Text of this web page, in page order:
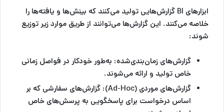
ابزارهای BI گزارش‌هایی تولید می‌کنند که بینش‌ها و یافته‌ها را
خلاصه می‌کنند. این گزارش‌ها می‌توانند از طریق موارد زیر توزیع
شوند:
گزارش‌های زمان‌بندی‌شده: به‌طور خودکار در فواصل زمانی
خاص تولید و ارائه می‌شوند.
گزارش‌های موردی (Ad-Hoc):
گزارش‌های سفارشی که بر
اساس درخواست برای پاسخگویی به پرسش‌های خاص